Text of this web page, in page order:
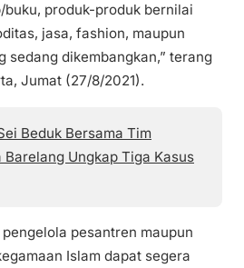
produk-produk bernilai
jasa, fashion, maupun
sedang dikembangkan,” terang
Jumat (27/8/2021).
Beduk Bersama Tim
Barelang Ungkap Tiga Kasus
pesantren maupun
Islam dapat segera